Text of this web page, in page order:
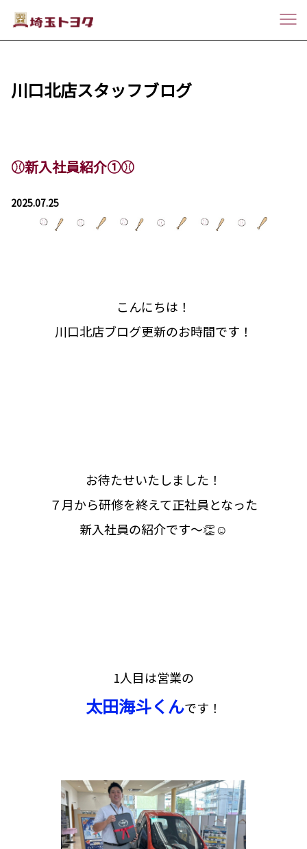
川口北店スタッフブログ
⚾新入社員紹介①⚾
2025.07.25
こんにちは！
川口北店ブログ更新のお時間です！
お待たせいたしました！
７月から研修を終えて正社員となった
新入社員の紹介です～👏☺️
1人目は営業の
太田海斗くんです！